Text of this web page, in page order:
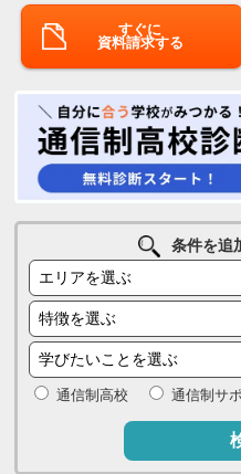
すぐに
資料請求する
条件を追
通信制高校 通信制サ